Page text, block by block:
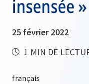
insensée »
25 février 2022
1 MIN DE